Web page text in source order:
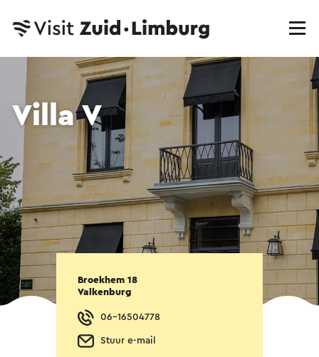
Villa V
Broekhem 18
Valkenburg
06-16504778
Stuur e-mail